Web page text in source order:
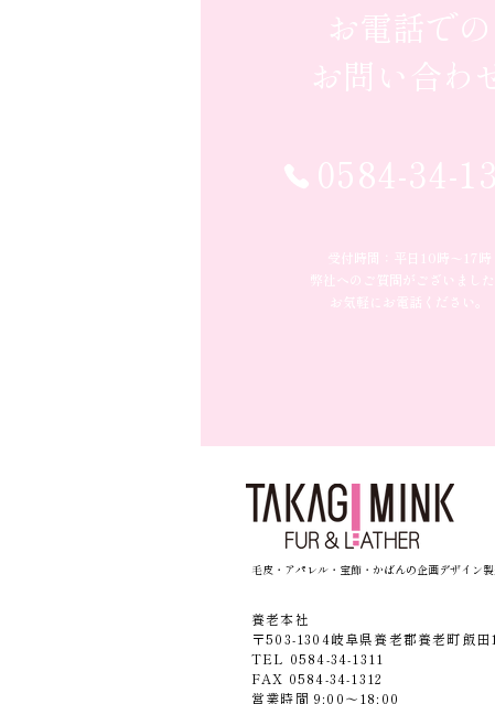
お電話での
お問い合わ
0584-34-
受付時間：平日10時〜17時
弊社へのご質問がございました
お気軽にお電話ください。
毛皮・アパレル・宝飾・かばんの企画デザイン
養老本社
〒503-1304岐阜県養老郡養老町飯田
TEL 0584-34-1311
FAX 0584-34-1312
営業時間 9:00〜18:00